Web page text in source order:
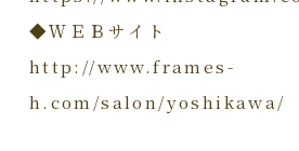
◆ＷＥＢサイト
http://www.frames-
h.com/salon/yoshikawa/